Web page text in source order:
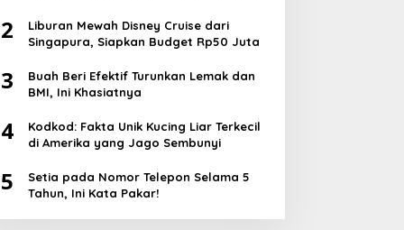
2
Liburan Mewah Disney Cruise dari
Singapura, Siapkan Budget Rp50 Juta
3
Buah Beri Efektif Turunkan Lemak dan
BMI, Ini Khasiatnya
4
Kodkod: Fakta Unik Kucing Liar Terkecil
di Amerika yang Jago Sembunyi
5
Setia pada Nomor Telepon Selama 5
Tahun, Ini Kata Pakar!